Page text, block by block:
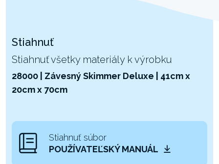
Stiahnuť
Stiahnuť všetky materiály k výrobku
28000 | Závesný Skimmer Deluxe | 41cm x
20cm x 70cm
Stiahnuť súbor
POUŽÍVATEĽSKÝ MANUÁL